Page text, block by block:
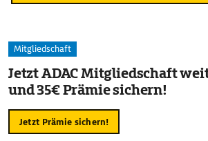
Mitgliedschaft
Jetzt ADAC Mitgliedschaft
und 35€ Prämie sichern!
Jetzt Prämie sichern!